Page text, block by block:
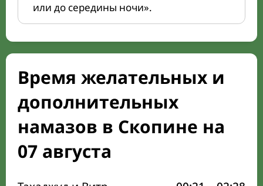
или до середины ночи».
Время желательных и
дополнительных
намазов в Скопине на
07 августа